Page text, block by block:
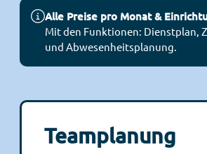
Alle Preise pro Monat &
Mit den Funktionen: Dienstplan,
und Abwesenheitsplanung.
Teamplanung